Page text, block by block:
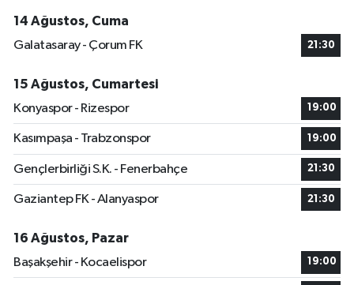
14 Ağustos, Cuma
Galatasaray - Çorum FK
21:30
15 Ağustos, Cumartesi
Konyaspor - Rizespor
19:00
Kasımpaşa - Trabzonspor 19:00
Gençlerbirliği S.K. - Fenerbahçe 21:30
Gaziantep FK - Alanyaspor 21:30
16 Ağustos, Pazar
Başakşehir - Kocaelispor
19:00